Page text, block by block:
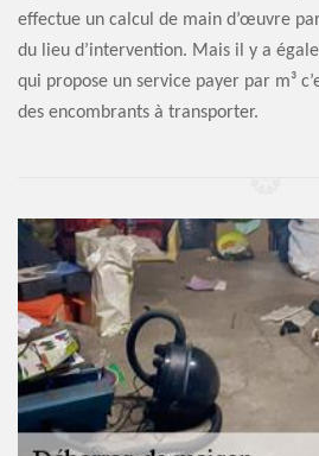
effectue un calcul de main d’œuvre
du lieu d’intervention. Mais il y a
qui propose un service payer par m³
des encombrants à transporter.